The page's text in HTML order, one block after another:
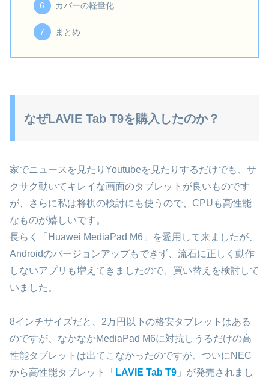
カバーの軽量化
まとめ
なぜLAVIE Tab T9を購入したのか？
家でニュースを見たりYoutubeを見たりするだけでも、サ
クサク動いてキレイな画面のタブレットが良いものです
が、さらに私は将棋の検討にも使うので、CPUも高性能
なものが嬉しいです。
長らく「Huawei MediaPad M6」を愛用して来ましたが、
Androidのバージョンアップもできず、流石に正しく動作
しないアプリも増えてきましたので、買い替えを検討して
いました。
8インチサイズだと、2万円以下の格安タブレットはある
のですが、なかなかMediaPad M6に対抗しうるだけの高
性能タブレットは出てこなかったのですが、ついにNEC
から高性能タブレット「 LAVIE Tab T9 」が発売されまし